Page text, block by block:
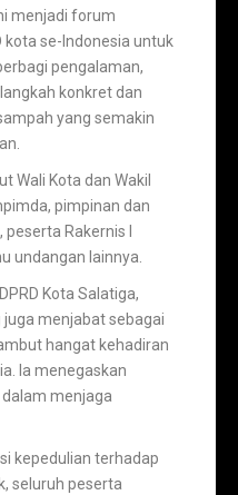
menjadi forum
kota se-Indonesia untuk
pengalaman,
konkret dan
yang semakin
Wali Kota dan Wakil
pimpinan dan
Rakernis I
undangan lainnya.
Kota Salatiga,
juga menjabat sebagai
hangat kehadiran
Ia menegaskan
menjaga
kepedulian terhadap
seluruh peserta